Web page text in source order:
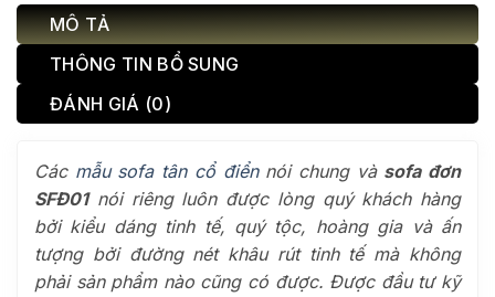
MÔ TẢ
THÔNG TIN BỔ SUNG
ĐÁNH GIÁ (0)
Các mẫu sofa tân cổ điểnnói chung và sofa đơn
SFĐ01nói riêng luôn được lòng quý khách hàng
bởi kiểu dáng tinh tế, quý tộc, hoàng gia và ấn
tượng bởi đường nét khâu rút tinh tế mà không
phải sản phẩm nào cũng có được. Được đầu tư kỹ